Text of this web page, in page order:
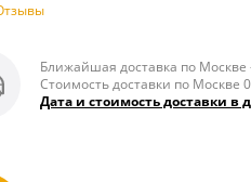
Ближайшая доставка по Москве
Стоимость доставки по Москве
Дата и стоимость доставки в